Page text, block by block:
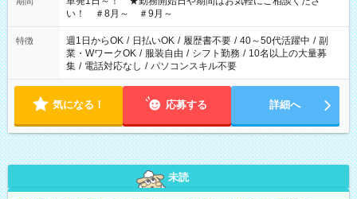
い！ ＃8月～ ＃9月～
特徴 週1日からOK / 日払いOK / 履歴書不要 / 40～50代活躍中 / 副
業・WワークOK / 服装自由 / シフト勤務 / 10名以上の大量募
集 / 電話対応なし / パソコンスキル不要
気になる！ 応募する 詳細へ
未読